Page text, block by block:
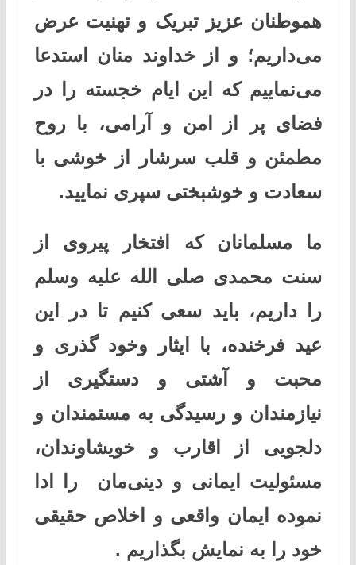
هموطنان عزیز تبریک و تهنیت عرض
می‌داریم؛ و از خداوند منان استدعا
می‌نماییم که این ایام خجسته را در
فضای پر از امن و آرامی، با روح
مطمئن و قلب سرشار از خوشی با
سعادت و خوشبختی سپری نمایید.
ما مسلمانان که افتخار پیروی از
سنت محمدی صلی الله علیه وسلم
را داریم، باید سعی کنیم تا در این
عید فرخنده، با ایثار وخود گذری و
محبت و آشتی و دستگیری از
نیازمندان و رسیدگی به مستمندان و
دلجویی از اقارب و خویشاوندان،
مسئولیت ایمانی و دینی‌مان را ادا
نموده ایمان واقعی و اخلاص حقیقی
خود را به نمایش بگذاریم .